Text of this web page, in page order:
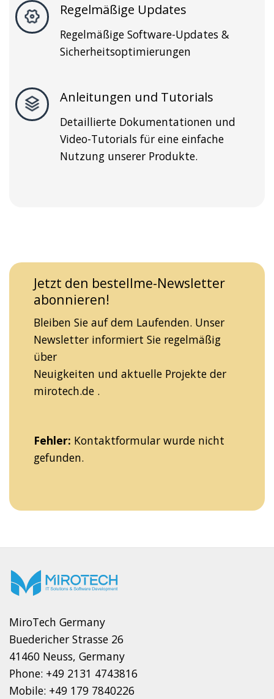
Regelmäßige Updates
Regelmäßige Software-Updates &
Sicherheitsoptimierungen
Anleitungen und Tutorials
Detaillierte Dokumentationen und
Video-Tutorials für eine einfache
Nutzung unserer Produkte.
Jetzt den bestellme-Newsletter
abonnieren!
Bleiben Sie auf dem Laufenden. Unser
Newsletter informiert Sie regelmäßig
über
Neuigkeiten und aktuelle Projekte der
mirotech.de .
Fehler: Kontaktformular wurde nicht
gefunden.
MiroTech Germany
Buedericher Strasse 26
41460 Neuss, Germany
Phone: +49 2131 4743816
Mobile: +49 179 7840226